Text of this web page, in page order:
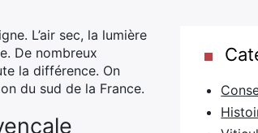
L’air sec, la lumière
De nombreux
la différence. On
du sud de la France.